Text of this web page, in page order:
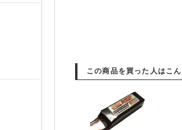
この商品を買った人はこ